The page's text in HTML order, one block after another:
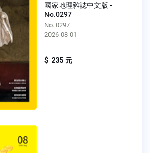
國家地理雜誌中文版 -
No.0297
No. 0297
2026-08-01
$ 235 元